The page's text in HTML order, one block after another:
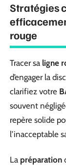
Stratégies
rouge
Tracer sa ligne
d’engager la
clarifiez votre
souvent
repère solide
l’inacceptable
La préparation